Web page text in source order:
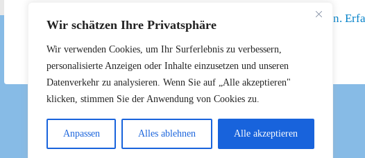
Wir schätzen Ihre Privatsphäre
Wir verwenden Cookies, um Ihr Surferlebnis zu verbessern,
personalisierte Anzeigen oder Inhalte einzusetzen und unseren
Datenverkehr zu analysieren. Wenn Sie auf „Alle akzeptieren"
klicken, stimmen Sie der Anwendung von Cookies zu.
Anpassen Alles ablehnen Alle akzeptieren
Diese Website verwendet Akismet, um Spam zu reduzieren.
©2026 CSU Königsbrunn